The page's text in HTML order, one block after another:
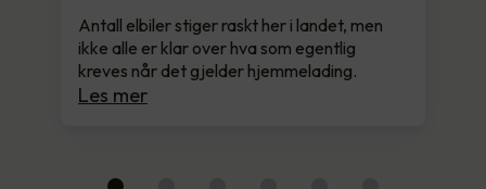
Antall elbiler stiger raskt her i landet, men
ikke alle er klar over hva som egentlig
kreves når det gjelder hjemmelading.
Les mer